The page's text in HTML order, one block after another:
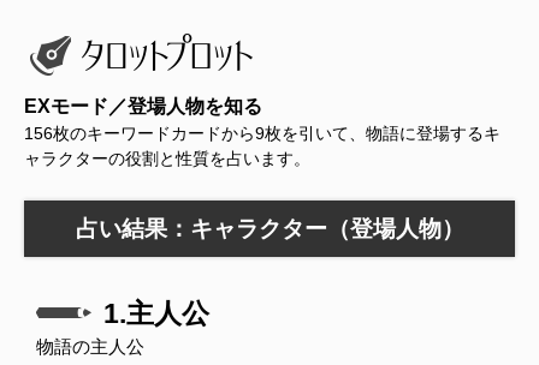
EXモード／登場人物を知る
156枚のキーワードカードから9枚を引いて、物語に登場するキ
ャラクターの役割と性質を占います。
占い結果：キャラクター（登場人物）
1.主人公
物語の主人公